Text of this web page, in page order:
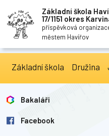
Základní škola
17/1151 okres
příspěvková
městem Havířov
Základní škola Družina
Bakaláři
Facebook